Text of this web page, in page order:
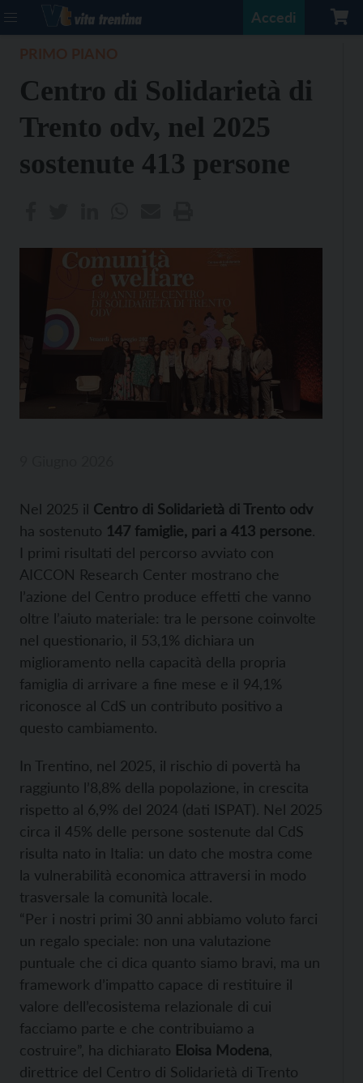
Accedi
Centro di Solidarietà di
Trento odv, nel 2025
sostenute 413 persone
Nel 2025 il Centro di Solidarietà di Trento odv
ha sostenuto 147 famiglie, pari a 413 persone.
I primi risultati del percorso avviato con
AICCON Research Center mostrano che
l’azione del Centro produce effetti che vanno
oltre l’aiuto materiale: tra le persone coinvolte
nel questionario, il 53,1% dichiara un
miglioramento nella capacità della propria
famiglia di arrivare a fine mese e il 94,1%
riconosce al CdS un contributo positivo a
questo cambiamento.
In Trentino, nel 2025, il rischio di povertà ha
raggiunto l’8,8% della popolazione, in crescita
rispetto al 6,9% del 2024 (dati ISPAT). Nel 2025
circa il 45% delle persone sostenute dal CdS
risulta nato in Italia: un dato che mostra come
la vulnerabilità economica attraversi in modo
trasversale la comunità locale.
“Per i nostri primi 30 anni abbiamo voluto farci
un regalo speciale: non una valutazione
puntuale che ci dica quanto siamo bravi, ma un
framework d’impatto capace di restituire il
valore dell’ecosistema relazionale di cui
facciamo parte e che contribuiamo a
costruire”, ha dichiarato Eloisa Modena
direttrice del Centro di Solidarietà di Trento